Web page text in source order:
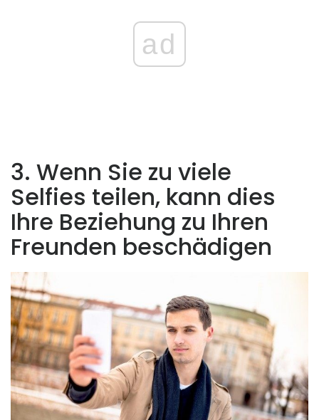
ad
3. Wenn Sie zu viele
Selfies teilen, kann dies
Ihre Beziehung zu Ihren
Freunden beschädigen